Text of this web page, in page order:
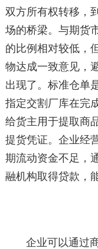
双方所有权转移，
场的桥梁。与期货
的比例相对较低，
物达成一致意见，
出现了。标准仓单
指定交割厂库在完
给货主用于提取商
提货凭证。企业经
期流动资金不足，
融机构取得贷款，
企业可以通过